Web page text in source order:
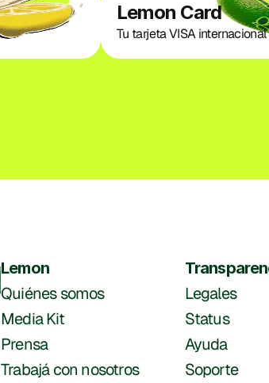
Lemon Card
Tu tarjeta VISA internacional
Lemon
Quiénes somos
Media Kit
Prensa
Trabajá con nosotros
Legales
Status
Ayuda
Soporte